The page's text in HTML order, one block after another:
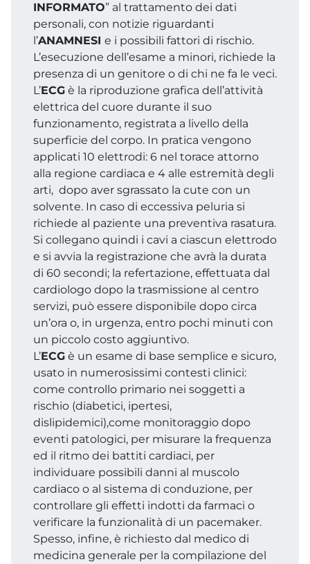
INFORMATO” al trattamento dei dati
personali, con notizie riguardanti
l’ANAMNESI e i possibili fattori di rischio.
L’esecuzione dell’esame a minori, richiede la
presenza di un genitore o di chi ne fa le veci.
L’ECG è la riproduzione grafica dell’attività
elettrica del cuore durante il suo
funzionamento, registrata a livello della
superficie del corpo. In pratica vengono
applicati 10 elettrodi: 6 nel torace attorno
alla regione cardiaca e 4 alle estremità degli
arti, dopo aver sgrassato la cute con un
solvente. In caso di eccessiva peluria si
richiede al paziente una preventiva rasatura.
Si collegano quindi i cavi a ciascun elettrodo
e si avvia la registrazione che avrà la durata
di 60 secondi; la refertazione, effettuata dal
cardiologo dopo la trasmissione al centro
servizi, può essere disponibile dopo circa
un’ora o, in urgenza, entro pochi minuti con
un piccolo costo aggiuntivo.
L’ECG è un esame di base semplice e sicuro,
usato in numerosissimi contesti clinici:
come controllo primario nei soggetti a
rischio (diabetici, ipertesi,
dislipidemici),come monitoraggio dopo
eventi patologici, per misurare la frequenza
ed il ritmo dei battiti cardiaci, per
individuare possibili danni al muscolo
cardiaco o al sistema di conduzione, per
controllare gli effetti indotti da farmaci o
verificare la funzionalità di un pacemaker.
Spesso, infine, è richiesto dal medico di
medicina generale per la compilazione del